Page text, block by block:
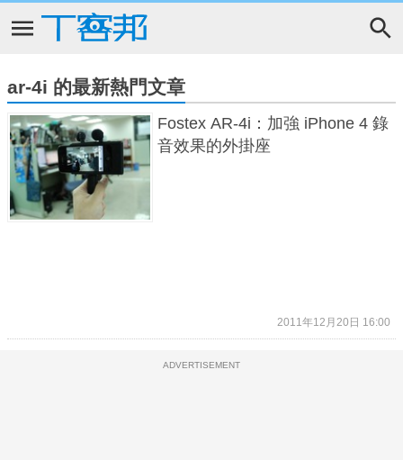
ar-4i 的最新熱門文章
Fostex AR-4i：加強 iPhone 4 錄
音效果的外掛座
2011年12月20日 16:00
ADVERTISEMENT